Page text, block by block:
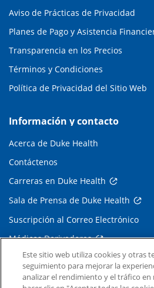
Aviso de Prácticas de Privacidad
Planes de Pago y Asistencia
Transparencia en los Precios
Términos y Condiciones
Política de Privacidad del Sitio Web
Información y contacto
Acerca de Duke Health
Contáctenos
Carreras en Duke Health
Sala de Prensa de Duke Health
Suscripción al Correo Electrónico
Médicos Derivadores
Enlaces relacionados
Este sitio web utiliza cookies y otras
seguimiento para mejorar la
analizar el rendimiento y el tráfico